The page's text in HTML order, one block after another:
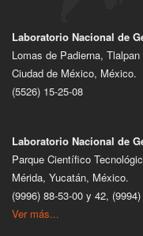
Laboratorio Nacional de
Lomas de Padierna, Tlalpan
Ciudad de México, México.
(5526) 15-25-08
Laboratorio Nacional de
Parque Científico
Mérida, Yucatán, México.
(9996) 88-53-00 y 42,
Ver más...